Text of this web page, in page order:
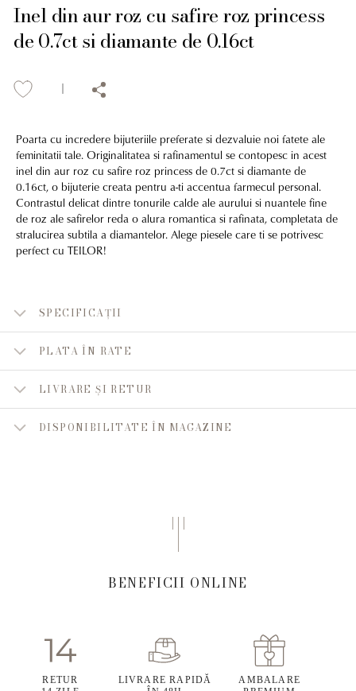
Inel din aur roz cu safire roz princess
de 0.7ct si diamante de 0.16ct
Poarta cu incredere bijuteriile preferate si dezvaluie noi fatete ale
feminitatii tale. Originalitatea si rafinamentul se contopesc in acest
inel din aur roz cu safire roz princess de 0.7ct si diamante de
0.16ct, o bijuterie creata pentru a-ti accentua farmecul personal.
Contrastul delicat dintre tonurile calde ale aurului si nuantele fine
de roz ale safirelor reda o alura romantica si rafinata, completata de
stralucirea subtila a diamantelor. Alege piesele care ti se potrivesc
perfect cu TEILOR!
SPECIFICAȚII
PLATA ÎN RATE
LIVRARE ȘI RETUR
DISPONIBILITATE ÎN MAGAZINE
BENEFICII ONLINE
RETUR
LIVRARE RAPIDĂ
AMBALARE